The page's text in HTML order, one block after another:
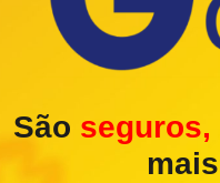
São
mais